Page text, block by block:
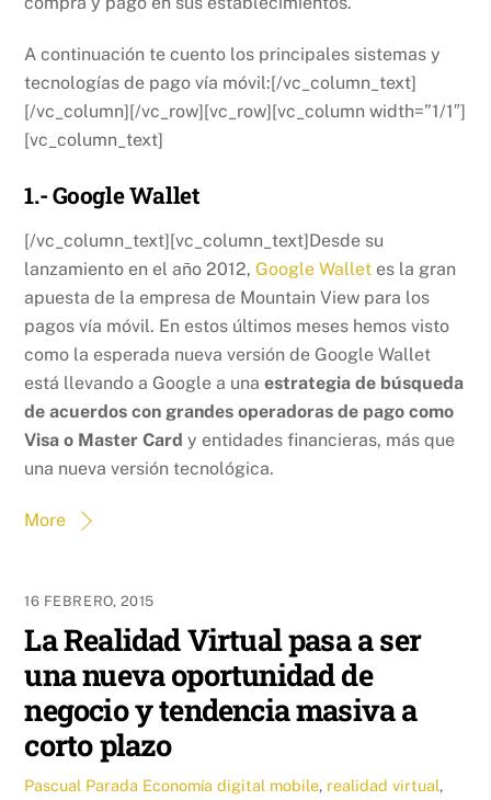
A continuación te cuento los principales sistemas y
tecnologías de pago vía móvil:[/vc_column_text]
[/vc_column][/vc_row][vc_row][vc_column width=”1/1″]
[vc_column_text]
1.- Google Wallet
[/vc_column_text][vc_column_text]Desde su
lanzamiento en el año 2012,Google Wallet es la gran
apuesta de la empresa de Mountain View para los
pagos vía móvil. En estos últimos meses hemos visto
como la esperada nueva versión de Google Wallet
está llevando a Google a unaestrategia de búsqueda
de acuerdos con grandes operadoras de pago como
Visa o Master Card y entidades financieras, más que
una nueva versión tecnológica.
More
16 FEBRERO, 2015
La Realidad Virtual pasa a ser
una nueva oportunidad de
negocio y tendencia masiva a
corto plazo
Pascual Parada Economía digital mobile, realidad virtual,